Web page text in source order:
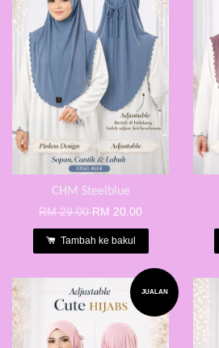
CHM Steelblue
RM 29.00RM 20.00
Tambah ke bakul
JUALAN